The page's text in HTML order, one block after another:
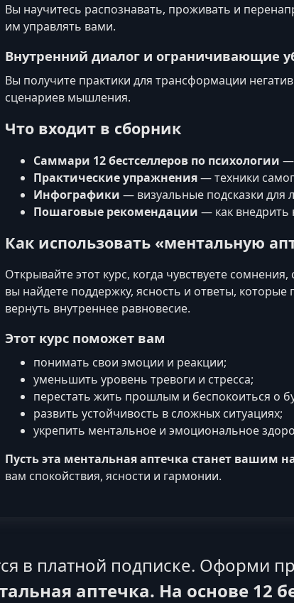
Вы научитесь распознавать, проживать и
им управлять вами.
Внутренний диалог и ограничивающие
Вы получите практики для трансформации
сценариев мышления.
Что входит в сборник
Саммари 12 бестселлеров по психологии —
Практические упражнения— техники
Инфографики — визуальные подсказки для
Пошаговые рекомендации — как
Как использовать «ментальную
Открывайте этот курс, когда чувствуете
вы найдете поддержку, ясность и ответы,
вернуть внутреннее равновесие.
Этот курс поможет вам
понимать свои эмоции и реакции;
уменьшить уровень тревоги и стресса;
перестать жить прошлым и беспокоиться о
развить устойчивость в сложных ситуациях;
укрепить ментальное и эмоциональное
Пусть эта ментальная аптечка станет
вам спокойствия, ясности и гармонии.
в платной подписке. Оформи
аптечка. На основе 12